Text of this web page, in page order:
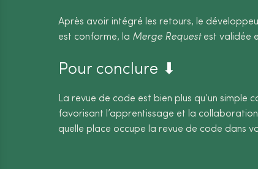
Après avoir intégré les retours, le
est conforme, la Merge Requestest validée
Pour conclure ⬇
La revue de code est bien plus qu’un
favorisant l’apprentissage et la
quelle place occupe la revue de code dans